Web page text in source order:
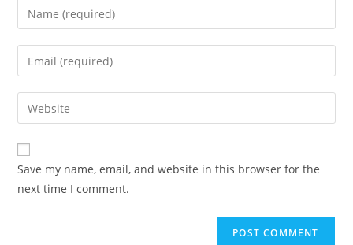
Save my name, email, and website in this browser for the
next time I comment.